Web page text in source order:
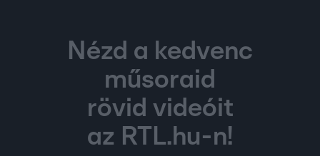
Nézd a kedvenc
műsoraid
rövid videóit
az RTL.hu-n!